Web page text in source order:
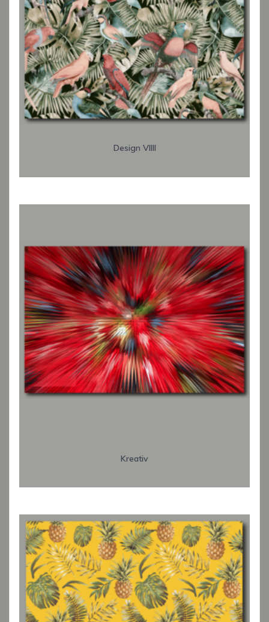
Design VIIII
Kreativ